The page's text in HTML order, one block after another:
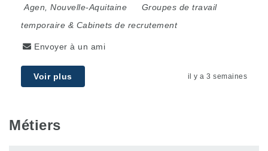
Agen
Nouvelle-Aquitaine
Groupes de travail
temporaire & Cabinets de recrutement
Envoyer à un ami
Voir plus il y a 3 semaines
Métiers